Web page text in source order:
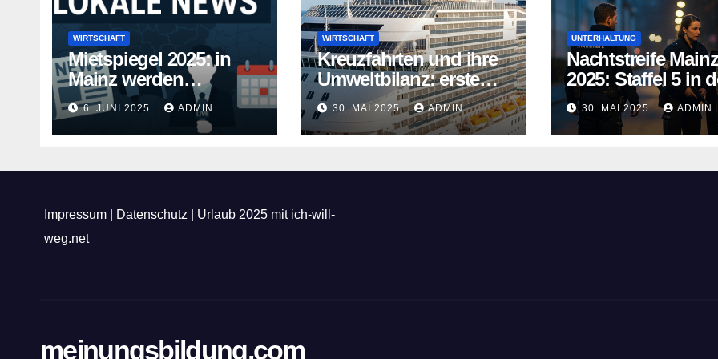
WIRTSCHAFT
Mietspiegel 2025: in
Mainz werden
Mietwohnungen noch
teurer
6. JUNI 2025 ADMIN
WIRTSCHAFT
Kreuzfahrten und ihre
Umweltbilanz: erste
Kreuzfahrtschiffe
gehen neue Wege
30. MAI 2025 ADMIN
UNTERHALTUNG
Nachtstreife Mainz
2025: Staffel 5 in
ARD Mediathek
30. MAI 2025 ADMIN
Impressum Datenschutz
Urlaub 2025 mit ich-will-
weg.net
meinungsbildung.com